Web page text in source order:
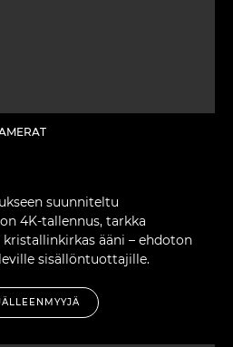
suunniteltu
4K-tallennus, tarkka
ääni – ehdoton
sisällöntuottajille.